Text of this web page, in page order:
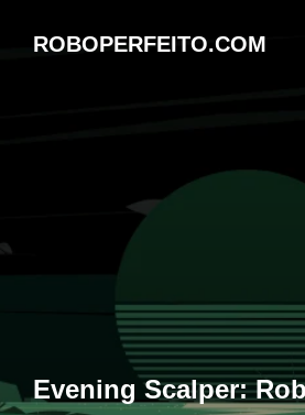
ROBOPERFEITO.COM
Evening Scalper: